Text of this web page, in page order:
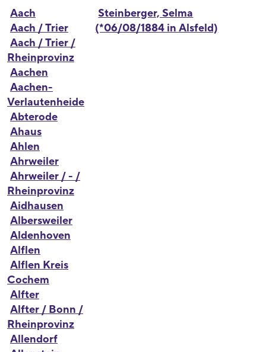
Aach
Aach / Trier
Aach / Trier /
Rheinprovinz
Aachen
Aachen-
Verlautenheide
Abterode
Ahaus
Ahlen
Ahrweiler
Ahrweiler / - /
Rheinprovinz
Aidhausen
Albersweiler
Aldenhoven
Alflen
Alflen Kreis
Cochem
Alfter
Alfter / Bonn /
Rheinprovinz
Allendorf
Steinberger, Selma
(*06/08/1884 in Alsfeld)